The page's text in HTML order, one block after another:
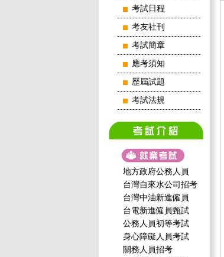
考試日程
考友社刊
考試簡章
應考須知
歷屆試題
考試法規
地方政府公務人員
台灣自來水公司招考
台灣中油新進僱員
台電新進僱員甄試
公務人員初等考試
身心障礙人員考試
關務人員招考